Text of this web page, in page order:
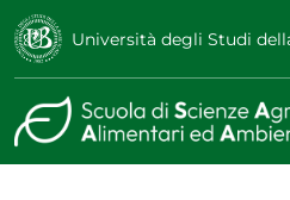
Università degli Studi